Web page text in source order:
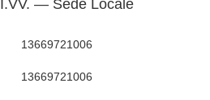
— Sede Locale
13669721006
13669721006